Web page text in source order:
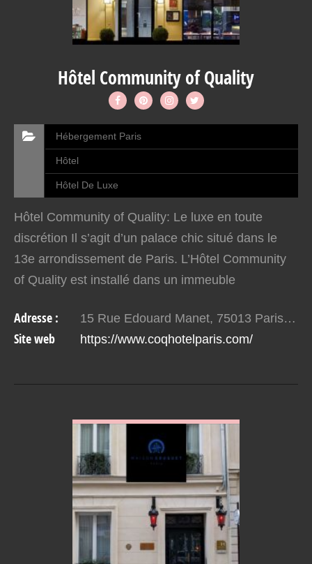
Hôtel Community of Quality
Hébergement Paris
Hôtel
Hôtel De Luxe
Hôtel Community of Quality: Le luxe en toute
discrétion Il s’agit d’un palace chic situé dans le
13e arrondissement de Paris. L’Hôtel Community
of Quality est installé dans un immeuble
Adresse : 15 Rue Edouard Manet, 75013 Paris, France
Site web https://www.coqhotelparis.com/